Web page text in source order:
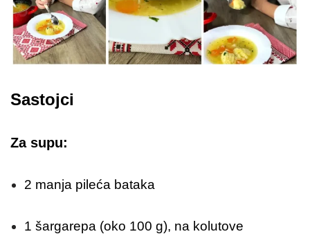
Sastojci
Za supu:
2 manja pileća bataka
1 šargarepa (oko 100 g), na kolutove